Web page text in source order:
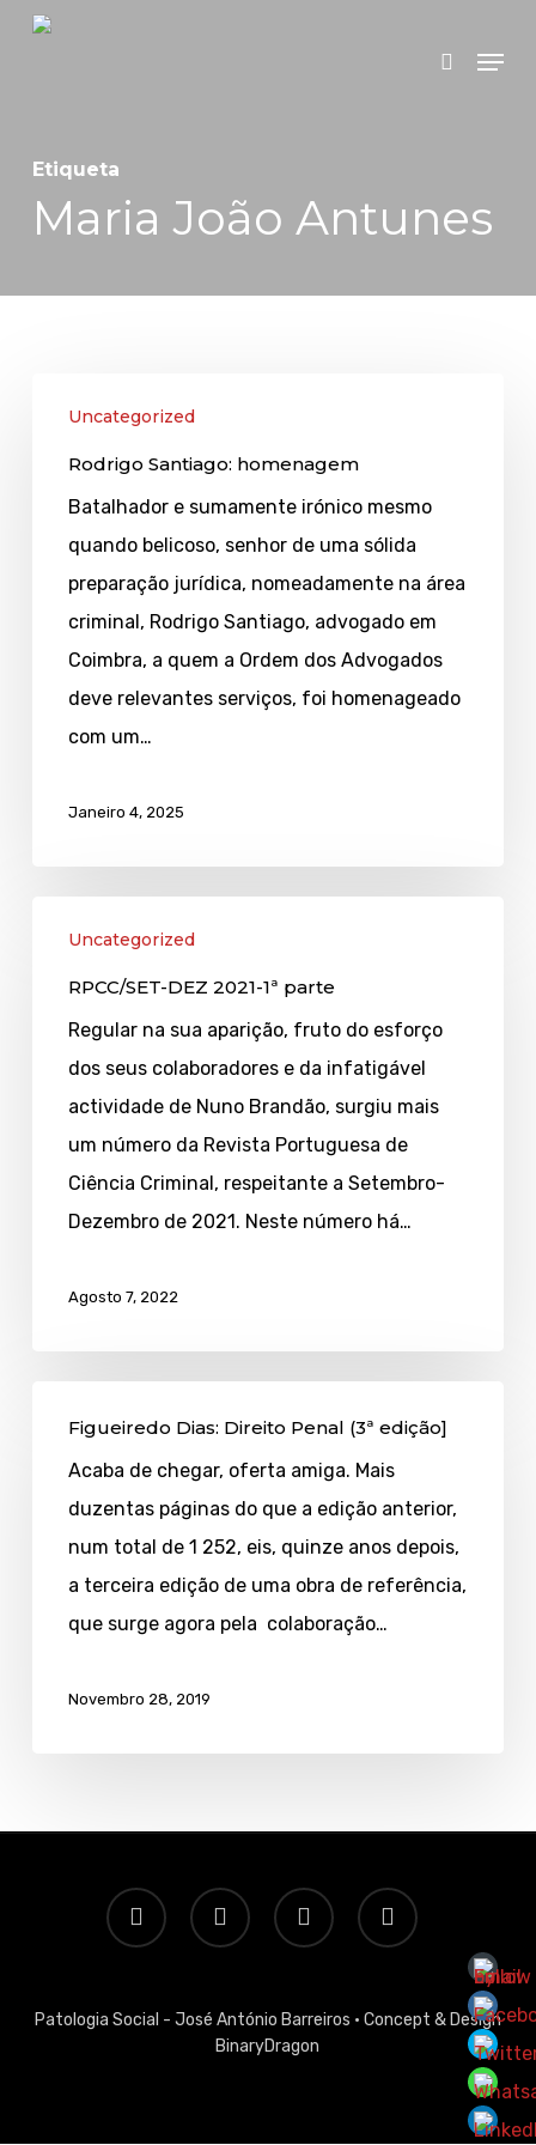
Skip
search
Menu
Etiqueta
Maria João Antunes
Santiago:
homenagem
Uncategorized
Rodrigo Santiago: homenagem
Batalhador e sumamente irónico mesmo
quando belicoso, senhor de uma sólida
preparação jurídica, nomeadamente na área
criminal, Rodrigo Santiago, advogado em
Coimbra, a quem a Ordem dos Advogados
deve relevantes serviços, foi homenageado
com um…
Janeiro 4, 2025
2021-
parte
Uncategorized
RPCC/SET-DEZ 2021-1ª parte
Regular na sua aparição, fruto do esforço
dos seus colaboradores e da infatigável
actividade de Nuno Brandão, surgiu mais
um número da Revista Portuguesa de
Ciência Criminal, respeitante a Setembro-
Dezembro de 2021. Neste número há…
Agosto 7, 2022
Dias:
Direito
Penal
edição]
Figueiredo Dias: Direito Penal (3ª edição]
Acaba de chegar, oferta amiga. Mais
duzentas páginas do que a edição anterior,
num total de 1 252, eis, quinze anos depois,
a terceira edição de uma obra de referência,
que surge agora pela colaboração…
Novembro 28, 2019
twitter facebook linkedin email
Patologia Social - José António Barreiros · Concept & Design
BinaryDragon